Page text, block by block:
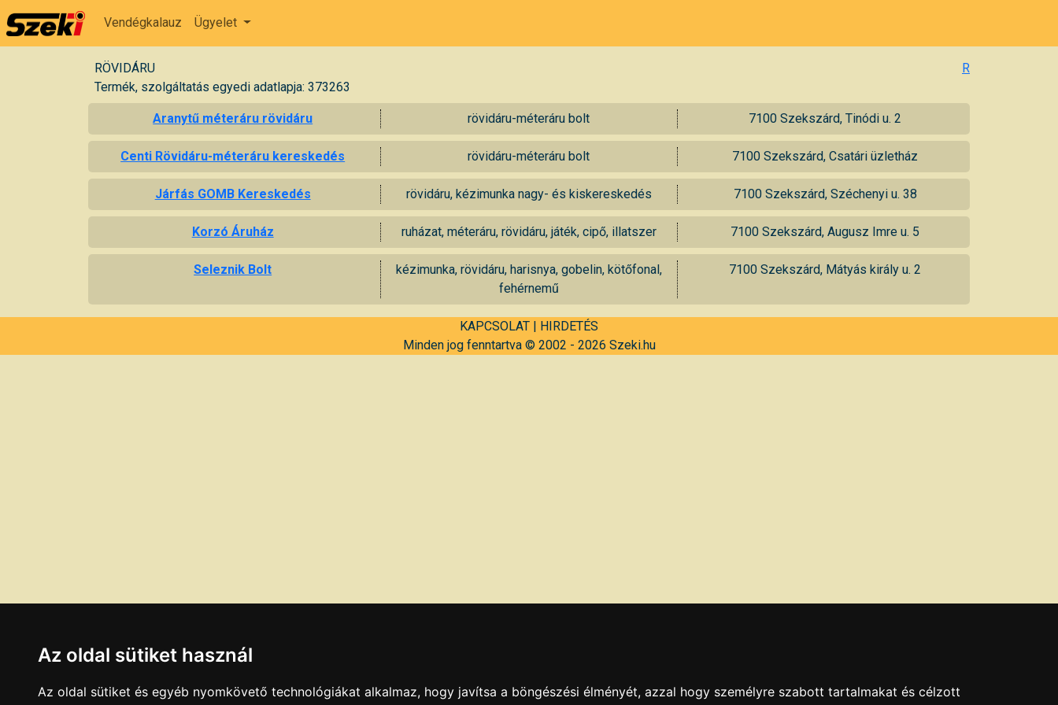
Vendégkalauz Ügyelet
RÖVIDÁRU
R
Termék, szolgáltatás egyedi adatlapja: 373263
Aranytű méteráru rövidáru rövidáru-méteráru bolt 7100 Szekszárd, Tinódi u. 2
Centi Rövidáru-méteráru kereskedés rövidáru-méteráru bolt 7100 Szekszárd, Csatári üzletház
Járfás GOMB Kereskedés rövidáru, kézimunka nagy- és kiskereskedés 7100 Szekszárd, Széchenyi u. 38
Korzó Áruház ruházat, méteráru, rövidáru, játék, cipő, illatszer 7100 Szekszárd, Augusz Imre u. 5
Seleznik Bolt
kézimunka, rövidáru, harisnya, gobelin, kötőfonal,
fehérnemű
7100 Szekszárd, Mátyás király u. 2
KAPCSOLAT | HIRDETÉS
Minden jog fenntartva © 2002 - 2026 Szeki.hu
Az oldal sütiket használ
Az oldal sütiket és egyéb nyomkövető technológiákat alkalmaz, hogy javítsa a böngészési élményét, azzal hogy személyre szabott tartalmakat és célzott